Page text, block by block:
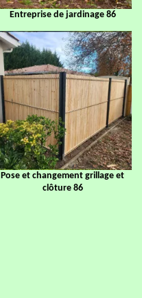
Entreprise de jardinage 86
Pose et changement grillage et
clôture 86